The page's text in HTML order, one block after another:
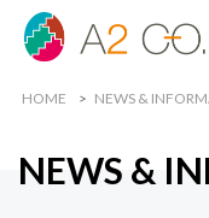
HOME NEWS &
NEWS &